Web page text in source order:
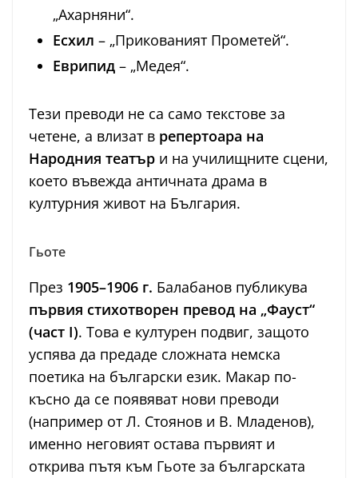
„Ахарняни“.
Есхил – „Прикованият Прометей“.
Еврипид – „Медея“.
Тези преводи не са само текстове за
четене, а влизат в репертоара на
Народния театър и на училищните сцени,
което въвежда античната драма в
културния живот на България.
Гьоте
През 1905–1906 г. Балабанов публикува
първия стихотворен превод на „Фауст“
(част I). Това е културен подвиг, защото
успява да предаде сложната немска
поетика на български език. Макар по-
късно да се появяват нови преводи
(например от Л. Стоянов и В. Младенов),
именно неговият остава първият и
открива пътя към Гьоте за българската